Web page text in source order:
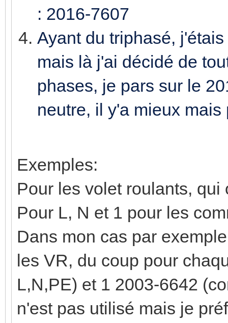
: 2016-7607
Ayant du triphasé,
mais là j'ai décidé de
phases, je pars sur le
neutre, il y'a mieux mais
Exemples:
Pour les volet roulants,
Pour L, N et 1 pour les
Dans mon cas par
les VR, du coup pour
L,N,PE) et 1 2003-6642
n'est pas utilisé mais je